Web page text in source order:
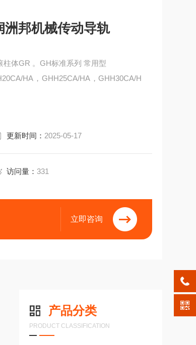
洲邦机械传动导轨
体GR 。GH标准系列 常用型
HA，GHH25CA/HA，GHH30CA/H
更新时间： 2025-05-17
访问量： 331
立即咨询
产品分类
PRODUCT CLASSIFICATION